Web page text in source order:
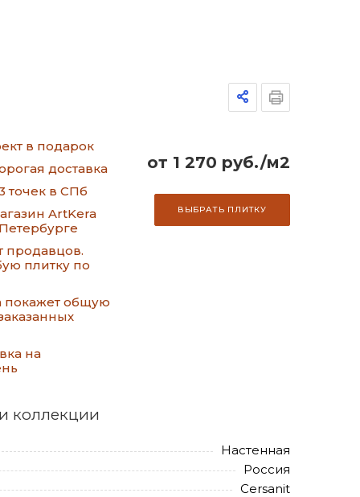
в подарок
доставка
точек в СПб
ArtKera
продавцов.
плитку по
покажет общую
на
от 1 270 руб./м2
ВЫБРАТЬ ПЛИТКУ
коллекции
Настенная
Россия
Cersanit